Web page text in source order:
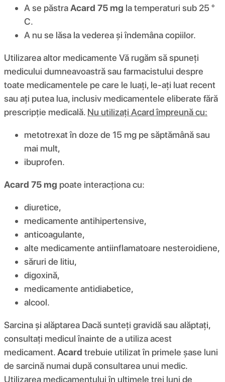
A se păstraAcard 75 mg la temperaturi sub 25 °
C.
A nu se lăsa la vederea și îndemâna copiilor.
Utilizarea altor medicamente Vă rugăm să spuneți
medicului dumneavoastră sau farmacistului despre
toate medicamentele pe care le luați, le-ați luat recent
sau ați putea lua, inclusiv medicamentele eliberate fără
prescripție medicală. Nu utilizați Acard împreună cu:
metotrexat în doze de 15 mg pe săptămână sau
mai mult,
ibuprofen.
Acard 75 mg poate interacționa cu:
diuretice,
medicamente antihipertensive,
anticoagulante,
alte medicamente antiinflamatoare nesteroidiene,
săruri de litiu,
digoxină,
medicamente antidiabetice,
alcool.
Sarcina și alăptarea Dacă sunteți gravidă sau alăptați,
consultați medicul înainte de a utiliza acest
medicament.Acard trebuie utilizat în primele șase luni
de sarcină numai după consultarea unui medic.
Utilizarea medicamentului în ultimele trei luni de